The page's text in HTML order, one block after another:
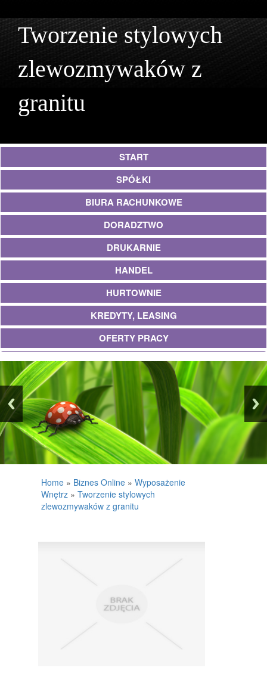
Tworzenie stylowych
zlewozmywaków z
granitu
START
SPÓŁKI
BIURA RACHUNKOWE
DORADZTWO
DRUKARNIE
HANDEL
HURTOWNIE
KREDYTY, LEASING
OFERTY PRACY
UBEZPIECZENIA
EKOLOGIA
BANKI, PRZELEWY, WALUTY, KANTORY
WYKOŃCZENIA
PROJEKTOWANIE
MATERIAŁY BUDOWLANE
DOMY, MIESZKANIA
Home » Biznes Online » Wyposażenie
Wnętrz » Tworzenie stylowych
zlewozmywaków z granitu